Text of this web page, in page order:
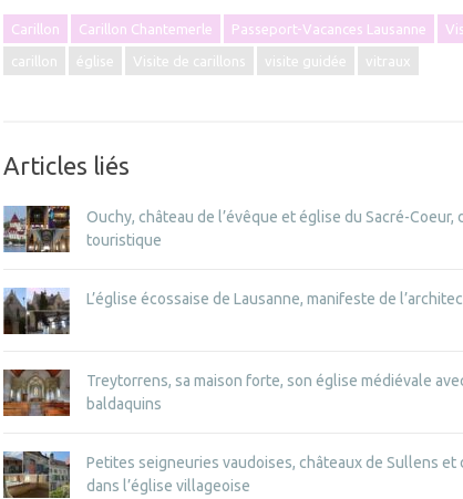
Carillon Carillon Chantemerle Passeport-Vacances Lausanne
carillon église Visite de carillons visite guidée vitraux
Articles liés
Ouchy, château de l’évêque et église du Sacré-Coeur,
touristique
L’église écossaise de Lausanne, manifeste de
Treytorrens, sa maison forte, son église médiévale
baldaquins
Petites seigneuries vaudoises, châteaux de Sullens et
dans l’église villageoise